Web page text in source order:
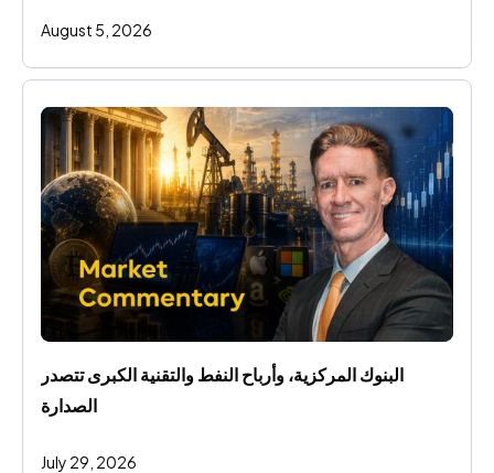
August 5, 2026
البنوك المركزية، وأرباح النفط والتقنية الكبرى تتصدر
الصدارة
July 29, 2026